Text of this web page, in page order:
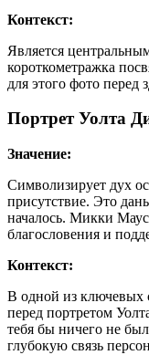
Контекст:
Является
короткометражка
для этого фото перед
Портрет Уолта
Значение:
Символизирует дух
присутствие. Это
началось. Микки
благословения и
Контекст:
В одной из ключевых
перед портретом
тебя бы ничего не
глубокую связь